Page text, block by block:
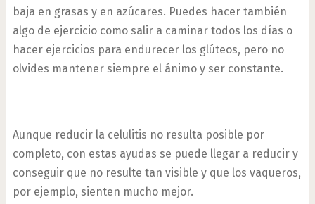
baja en grasas y en azúcares. Puedes hacer también
algo de ejercicio como salir a caminar todos los días o
hacer ejercicios para endurecer los glúteos, pero no
olvides mantener siempre el ánimo y ser constante.
Aunque reducir la celulitis no resulta posible por
completo, con estas ayudas se puede llegar a reducir y
conseguir que no resulte tan visible y que los vaqueros,
por ejemplo, sienten mucho mejor.